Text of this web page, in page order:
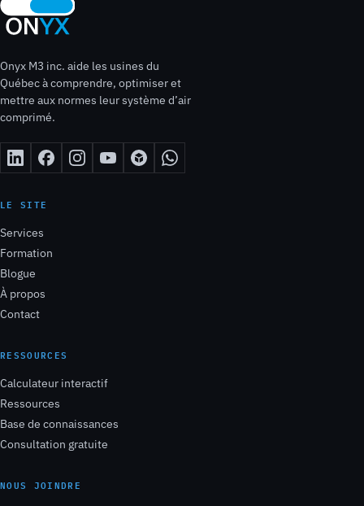
Onyx M3 inc. aide les usines du
Québec à comprendre, optimiser et
mettre aux normes leur système d’air
comprimé.
LE SITE
Services
Formation
Blogue
À propos
Contact
RESSOURCES
Calculateur interactif
Ressources
Base de connaissances
Consultation gratuite
NOUS JOINDRE